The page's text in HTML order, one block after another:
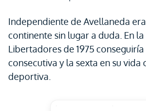
Independiente de Avellaneda
continente sin lugar a duda. En la
Libertadores de 1975
consecutiva y la sexta en su
deportiva.